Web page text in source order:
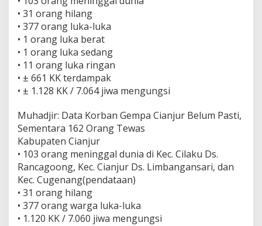
• 31 orang hilang
• 377 orang luka-luka
• 1 orang luka berat
• 1 orang luka sedang
• 11 orang luka ringan
• ± 661 KK terdampak
• ± 1.128 KK / 7.064 jiwa mengungsi
Muhadjir: Data Korban Gempa Cianjur Belum Pasti,
Sementara 162 Orang Tewas
Kabupaten Cianjur
• 103 orang meninggal dunia di Kec. Cilaku Ds.
Rancagoong, Kec. Cianjur Ds. Limbangansari, dan
Kec. Cugenang(pendataan)
• 31 orang hilang
• 377 orang warga luka-luka
• 1.120 KK / 7.060 jiwa mengungsi